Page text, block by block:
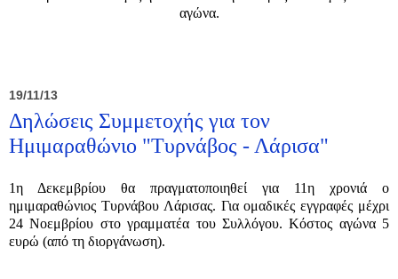
αγώνα.
19/11/13
Δηλώσεις Συμμετοχής για τον
Ημιμαραθώνιο "Τυρνάβος - Λάρισα"
1η Δεκεμβρίου θα πραγματοποιηθεί για 11η χρονιά ο
ημιμαραθώνιος Τυρνάβου Λάρισας. Για ομαδικές εγγραφές μέχρι
24 Νοεμβρίου στο γραμματέα του Συλλόγου. Κόστος αγώνα 5
ευρώ (από τη διοργάνωση).